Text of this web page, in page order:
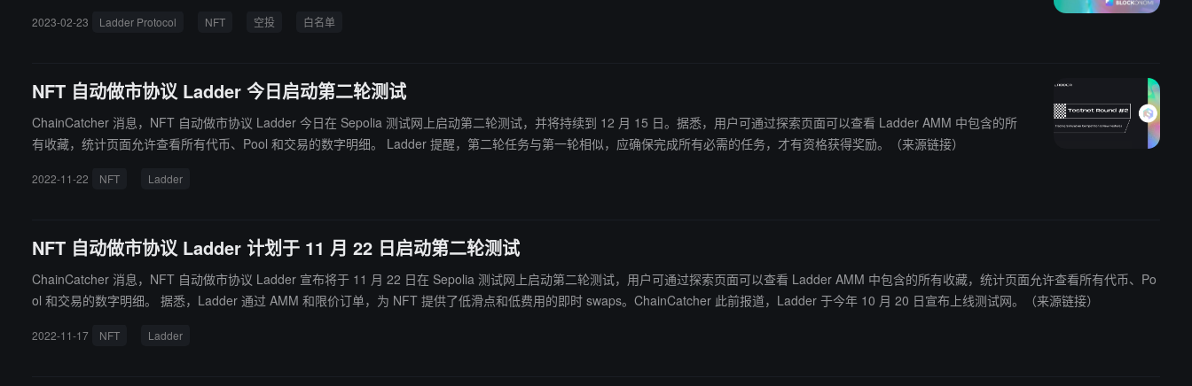
2023-02-23 Ladder Protocol NFT 空投 白名单
NFT 自动做市协议 Ladder 今日启动第二轮测试
ChainCatcher 消息，NFT 自动做市协议 Ladder 今日在 Sepolia 测试网上启动第二轮测试，并将持续到 12 月 15 日。据悉，用户可通过探索页面可以查看 Ladder AMM 中包含的所
有收藏，统计页面允许查看所有代币、Pool 和交易的数字明细。 Ladder 提醒，第二轮任务与第一轮相似，应确保完成所有必需的任务，才有资格获得奖励。（来源链接）
2022-11-22 NFT Ladder
NFT 自动做市协议 Ladder 计划于 11 月 22 日启动第二轮测试
ChainCatcher 消息，NFT 自动做市协议 Ladder 宣布将于 11 月 22 日在 Sepolia 测试网上启动第二轮测试，用户可通过探索页面可以查看 Ladder AMM 中包含的所有收藏，统计页面允许查看所有代币、Po
ol 和交易的数字明细。 据悉，Ladder 通过 AMM 和限价订单，为 NFT 提供了低滑点和低费用的即时 swaps。ChainCatcher 此前报道，Ladder 于今年 10 月 20 日宣布上线测试网。（来源链接）
2022-11-17 NFT Ladder